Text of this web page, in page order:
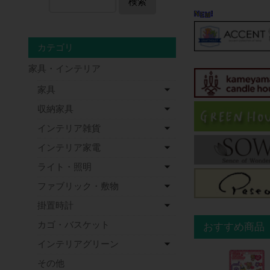
おすすめ商品
カテゴリ
家具・インテリア
家具
収納家具
インテリア雑貨
インテリア家電
ライト・照明
ファブリック・敷物
掛置時計
カゴ・バスケット
インテリアグリーン
その他